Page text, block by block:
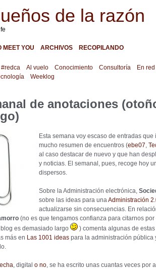
de la razón
MEET YOU ARCHIVOS RECOPILANDO
#redca Al vuelo Conocimiento Consultoría En red
Weeklog
de anotaciones
Esta semana voy escaso de entradas
mucho resumen de encuentros (ebe07,
al caso destacar de nuevo y que han
y noticias. El semanal, pues, recoge hoy
dispersos.
Sobre la Administración electrónica,
sobre las ideas para unaAdministración
actualizarse sin consecuencias. En
(no es que tengamos confianza para citarnos por
es demasiado largo
) comenta algunas de
más en Las 1001 ideas para la administración pública
, digital o no, se ha escrito unas cuantas veces por